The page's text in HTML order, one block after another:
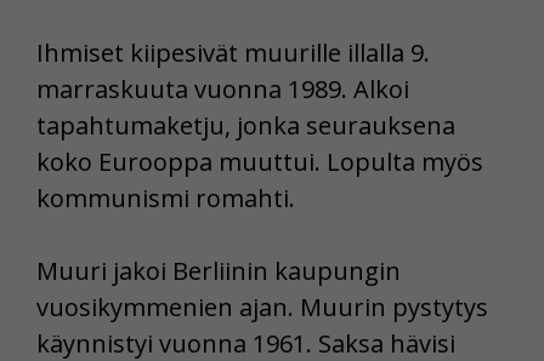
Ihmiset kiipesivät muurille illalla 9.
marraskuuta vuonna 1989. Alkoi
tapahtumaketju, jonka seurauksena
koko Eurooppa muuttui. Lopulta myös
kommunismi romahti.
Muuri jakoi Berliinin kaupungin
vuosikymmenien ajan. Muurin pystytys
käynnistyi vuonna 1961. Saksa hävisi